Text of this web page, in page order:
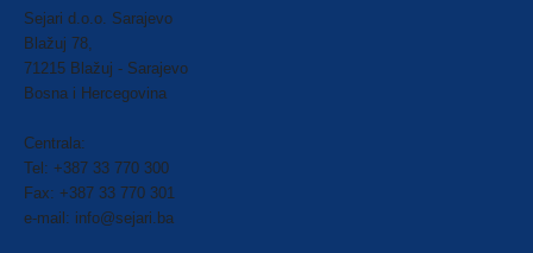
Sejari d.o.o. Sarajevo
Blažuj 78,
71215 Blažuj - Sarajevo
Bosna i Hercegovina
Centrala:
Tel: +387 33 770 300
Fax: +387 33 770 301
e-mail: info@sejari.ba